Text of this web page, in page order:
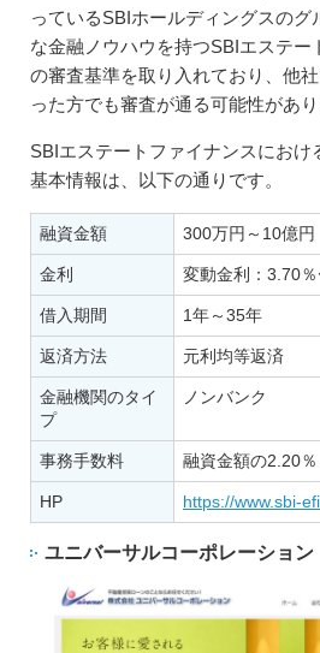
っているSBIホールディングスのグ
な金融ノウハウを持つSBIエステー
の審査基準を取り入れており、他
った方でも審査が通る可能性があり
SBIエステートファイナンスにおけ
基本情報は、以下の通りです。
融資金額 300万円～10億円
金利 変動金利：3.70
借入期間 1年～35年
返済方法 元利均等返済
金融機関のタイ
プ
ノンバンク
事務手数料 融資金額の2.20％
HP https://www.sbi-
ユニバーサルコーポレーション